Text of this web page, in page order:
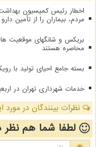
اخطار رئیس کمیسیون
مردم، بیماران را از تأمین
بریکس و شانگهای موقعیت
محاصره هستند
بسته جامع احیای تولید با
خدمات شهرداری تهران در
نظرات بینندگان در
لطفا شما همنظر